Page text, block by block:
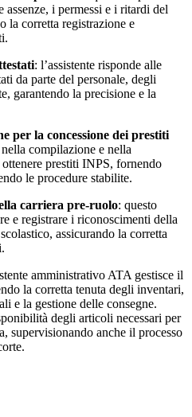
i permessi e i ritardi del
la corretta registrazione e
: l’assistente risponde alle
da parte del personale, degli
garantendo la precisione e la
per la concessione dei prestiti
compilazione e nella
prestiti INPS, fornendo
le procedure stabilite.
carriera pre-ruolo: questo
e registrare i riconoscimenti della
assicurando la corretta
amministrativo ATA gestisce il
la corretta tenuta degli inventari,
e la gestione delle consegne.
degli articoli necessari per
supervisionando anche il processo